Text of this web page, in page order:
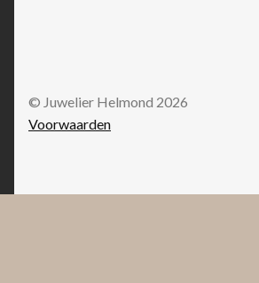
© Juwelier Helmond 2026
Voorwaarden